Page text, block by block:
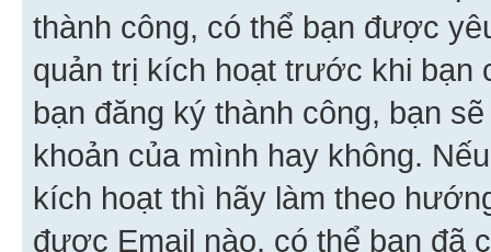
thành công, có thể bạn được
quản trị kích hoạt trước khi bạn
bạn đăng ký thành công, bạn
khoản của mình hay không.
kích hoạt thì hãy làm theo
được Email nào, có thể bạn đã